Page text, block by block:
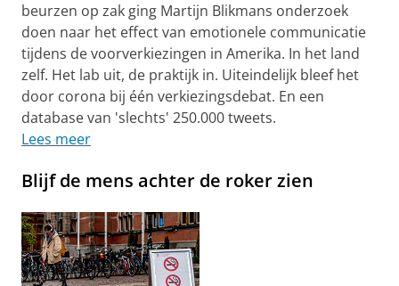
beurzen op zak ging Martijn Blikmans onderzoek
doen naar het effect van emotionele communicatie
tijdens de voorverkiezingen in Amerika. In het land
zelf. Het lab uit, de praktijk in. Uiteindelijk bleef het
door corona bij één verkiezingsdebat. En een
database van 'slechts' 250.000 tweets.
Lees meer
Blijf de mens achter de roker zien